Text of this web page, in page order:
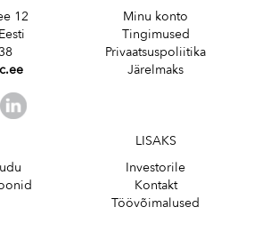
12
Minu konto
Tingimused
Privaatsuspoliitika
Järelmaks
LISAKS
Investorile
Kontakt
Töövõimalused